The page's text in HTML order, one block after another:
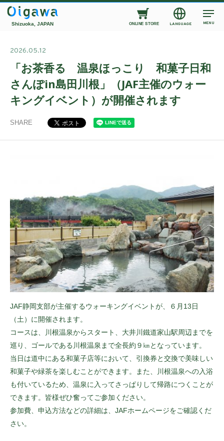
Shizuoka, JAPAN ONLINE STORE LANGUAGE MENU
2026.05.12
「お茶香る 温泉ほっこり 和菓子日和
さんぽin島田川根」（JAF主催のウォー
キングイベント）が開催されます
SHARE
JAF静岡支部が主催するウォーキングイベントが、６月13日
（土）に開催されます。
コースは、川根温泉からスタート、大井川鐵道家山駅周辺までを
巡り、ゴールである川根温泉まで全長約９㎞となっています。
当日は道中にある和菓子店等において、引換券と交換で美味しい
和菓子や緑茶を楽しむことができます。また、川根温泉への入浴
も付いているため、温泉に入ってさっぱりして帰路につくことが
できます。皆様ぜひ奮ってご参加ください。
参加費、申込方法などの詳細は、JAFホームページをご確認くだ
さい。